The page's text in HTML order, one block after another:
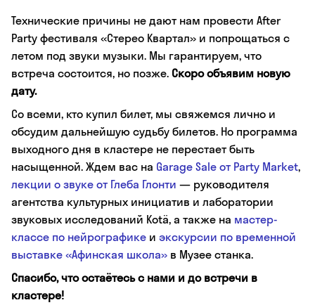
Технические причины не дают нам провести After
Party фестиваля «Стерео Квартал» и попрощаться с
летом под звуки музыки. Мы гарантируем, что
встреча состоится, но позже. Скоро объявим новую
дату.
Со всеми, кто купил билет, мы свяжемся лично и
обсудим дальнейшую судьбу билетов. Но программа
выходного дня в кластере не перестает быть
насыщенной. Ждем вас на Garage Sale от Party Market,
лекции о звуке от Глеба Глонти — руководителя
агентства культурных инициатив и лаборатории
звуковых исследований Kotä, а также на мастер-
классе по нейрографике и экскурсии по временной
выставке «Афинская школа» в Музее станка.
Спасибо, что остаётесь с нами и до встречи в
кластере!